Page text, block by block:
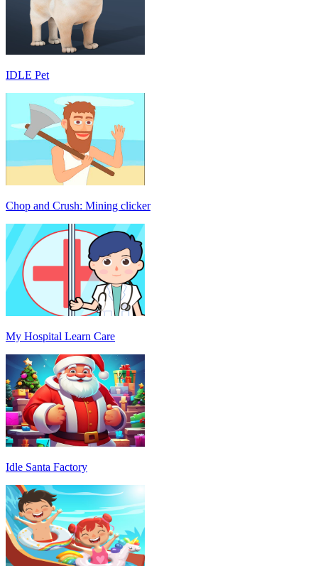
IDLE Pet
Chop and Crush: Mining clicker
My Hospital Learn Care
Idle Santa Factory